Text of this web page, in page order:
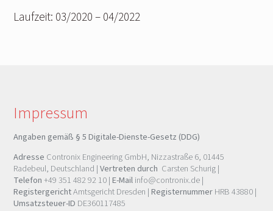
Laufzeit: 03/2020 ‒ 04/2022
Impressum
Angaben gemäß § 5 Digitale-Dienste-Gesetz (DDG)
Adresse Contronix Engineering GmbH, Nizzastraße 6, 01445
Radebeul, Deutschland |Vertreten durch Carsten Schurig |
Telefon +49 351 482 92 10|E-Mailinfo@contronix.de|
RegistergerichtAmtsgericht Dresden |RegisternummerHRB 43880 |
Umsatzsteuer-ID DE360117485